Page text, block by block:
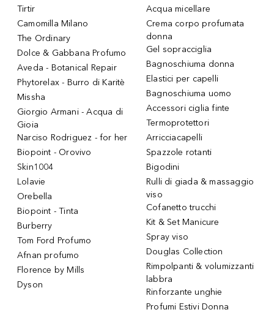
Tirtir
Camomilla Milano
The Ordinary
Dolce & Gabbana Profumo
Aveda - Botanical Repair
Phytorelax - Burro di Karitè
Missha
Giorgio Armani - Acqua di
Gioia
Narciso Rodriguez - for her
Biopoint - Orovivo
Skin1004
Lolavie
Orebella
Biopoint - Tinta
Burberry
Tom Ford Profumo
Afnan profumo
Florence by Mills
Dyson
Acqua micellare
Crema corpo profumata
donna
Gel sopracciglia
Bagnoschiuma donna
Elastici per capelli
Bagnoschiuma uomo
Accessori ciglia finte
Termoprotettori
Arricciacapelli
Spazzole rotanti
Bigodini
Rulli di giada & massaggio
viso
Cofanetto trucchi
Kit & Set Manicure
Spray viso
Douglas Collection
Rimpolpanti & volumizzanti
labbra
Rinforzante unghie
Profumi Estivi Donna